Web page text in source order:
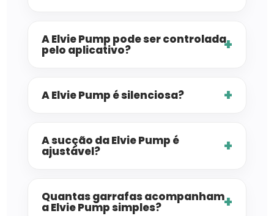
A Elvie Pump pode ser controlada
pelo aplicativo?
A Elvie Pump é silenciosa?
A sucção da Elvie Pump é
ajustável?
Quantas garrafas acompanham
a Elvie Pump simples?